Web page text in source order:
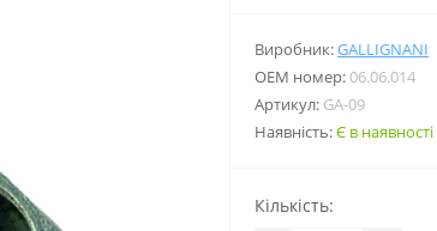
Виробник:GALLIGNANI
ОЕМ номер:06.06.014
Артикул: GA-09
Наявність:Є в наявності
Кількість: